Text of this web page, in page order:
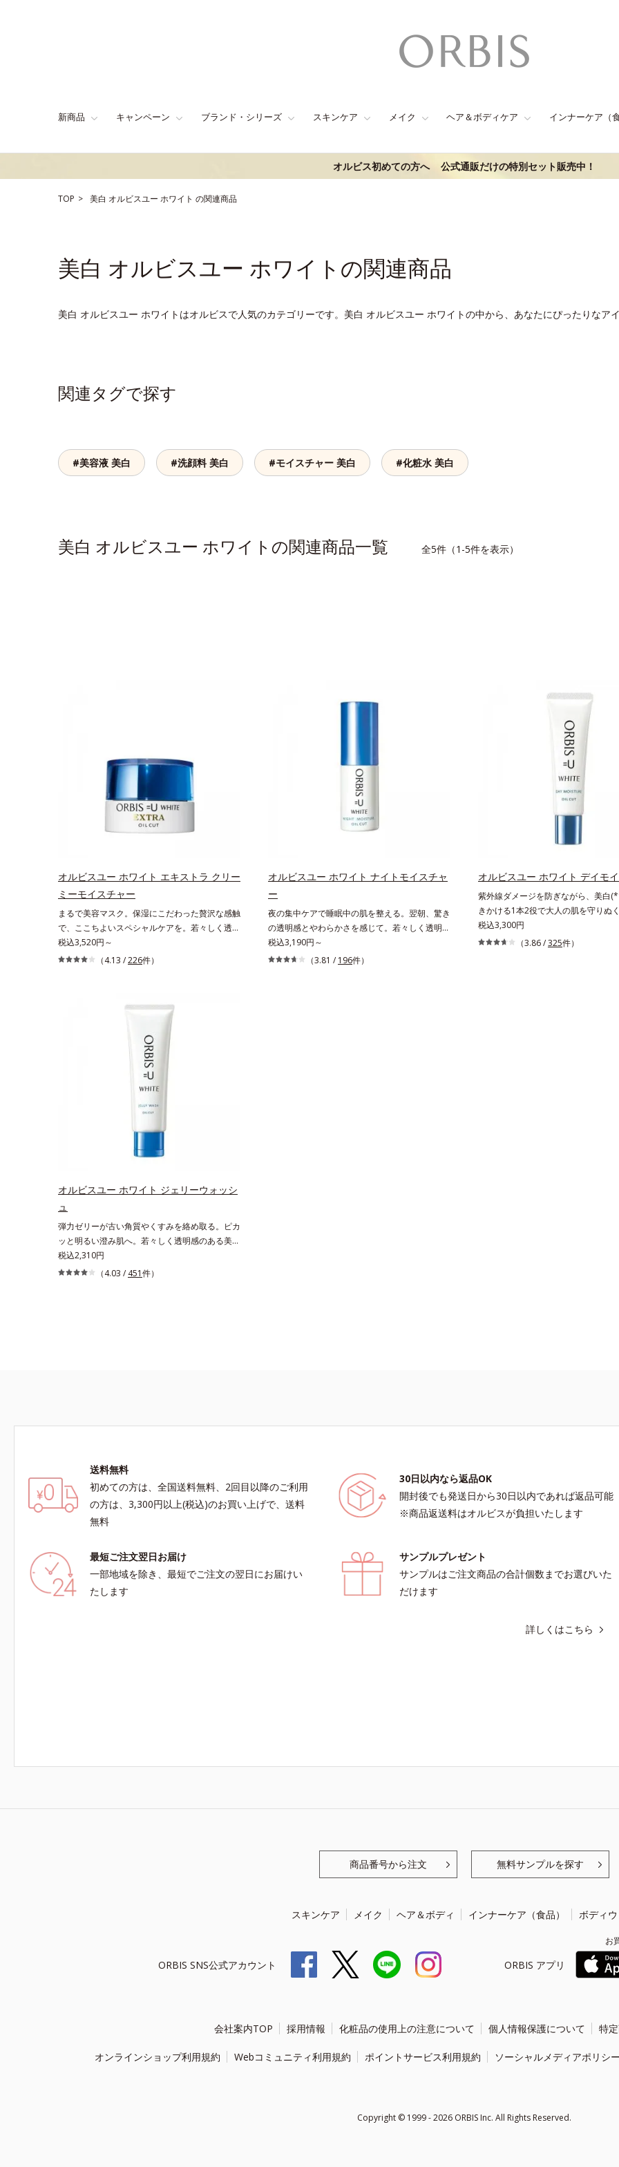
新商品 キャンペーン ブランド・シリーズ スキンケア メイク ヘア＆ボディケア インナーケア（
オルビス初めての方へ 公式通販だけの特別セット販売中！
TOP 美白 オルビスユー ホワイト の関連商品
美白 オルビスユー ホワイトの関連商品
美白 オルビスユー ホワイトはオルビスで人気のカテゴリーです。美白 オルビスユー ホワイトの中から、あなたにぴったりなア
関連タグで探す
#美容液 美白 #洗顔料 美白 #モイスチャー 美白 #化粧水 美白
美白 オルビスユー ホワイトの関連商品一覧 全5件（1-5件を表示）
オルビスユー ホワイト エキストラ クリー
ミーモイスチャー
まるで美容マスク。保湿にこだわった贅沢な感触
で、ここちよいスペシャルケアを。若々しく透明
感のある美肌を構成する要素と、年齢肌(*1)のメ
ラニン生成にアプローチして、明るくなめらかな
するシミだけでなく、メラニンが蓄積しがちな年
齢肌の“メラニンメタボ(*2)”にアプローチして、
澄みわたる美肌を目指します。*1 年齢を重ねた
肌*2 メラニンが過剰に生成する状態*3 メラニン
の生成を抑え、シミ・ソバカスを防ぐ*4 コラー
ゲン・トリペプチド Ｆ
税込3,520円～
（4.13 /226件）
オルビスユー ホワイト ナイトモイスチャ
ー
夜の集中ケアで睡眠中の肌を整える。翌朝、驚き
の透明感とやわらかさを感じて。若々しく透明感
のある美肌を構成する要素と、年齢肌(*1)のメラ
ニン生成にアプローチして、明るくなめらかな肌
税込3,190円～
（3.81 / 196件）
オルビスユー ホワイト デイモ
紫外線ダメージを防ぎながら、美白
きかける1本2役で大人の肌を守りぬ
く透明感のある美肌を構成する要素と
(*2)のメラニン生成にアプローチして
税込3,300円
（3.86 /325件）
オルビスユー ホワイト ジェリーウォッシ
ュ
弾力ゼリーが古い角質やくすみを絡め取る。ピカ
ッと明るい澄み肌へ。若々しく透明感のある美肌
を構成する要素と、年齢肌(*1)のメラニン生成に
アプローチして、明るくなめらかな肌へ導くスキ
税込2,310円
（4.03 / 451件）
送料無料
初めての方は、全国送料無料、2回目以降のご利用
の方は、3,300円以上(税込)のお買い上げで、送料
無料
30日以内なら返品OK
開封後でも発送日から30日以内であれば返品可能
※商品返送料はオルビスが負担いたします
最短ご注文翌日お届け
一部地域を除き、最短でご注文の翌日にお届けい
たします
サンプルプレゼント
サンプルはご注文商品の合計個数までお選びいた
だけます
詳しくはこちら
商品番号から注文 無料サンプルを探す
スキンケア メイク ヘア＆ボディ インナーケア（食品） ボディ
ORBIS SNS公式アカウント ORBIS アプリ
お
会社案内TOP 採用情報 化粧品の使用上の注意について 個人情報保護について 特
オンラインショップ利用規約 Webコミュニティ利用規約 ポイントサービス利用規約 ソーシャルメディアポリシー
Copyright © 1999 - 2026 ORBIS Inc. All Rights Reserved.